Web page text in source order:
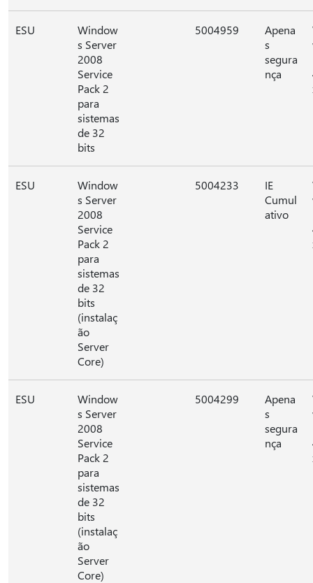
ESU
Window
s Server
2008
Service
Pack 2
para
sistemas
de 32
bits
5004959
Apena
s
segura
nça
ESU
Window
s Server
2008
Service
Pack 2
para
sistemas
de 32
bits
(instalaç
ão
Server
Core)
5004233
IE
Cumul
ativo
ESU
Window
s Server
2008
Service
Pack 2
para
sistemas
de 32
bits
(instalaç
ão
Server
Core)
5004299
Apena
s
segura
nça